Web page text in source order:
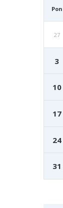
Pon
27
3
10
17
24
31